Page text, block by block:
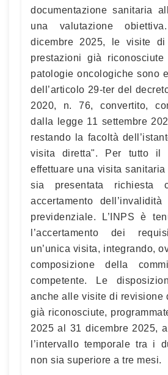
documentazione sanitaria
una valutazione
dicembre 2025, le visite
prestazioni già
patologie oncologiche sono
dell’articolo 29-ter del
2020, n. 76, convertito,
dalla legge 11 settembre
restando la facoltà
visita diretta". Per tutto il
effettuare una visita
sia presentata richiesta
accertamento
previdenziale. L’INPS è
l’accertamento dei
un’unica visita, integrando,
composizione della
competente. Le
anche alle visite di revisione
già riconosciute,
2025 al 31 dicembre 2025,
l’intervallo temporale tra i
non sia superiore a tre mesi.